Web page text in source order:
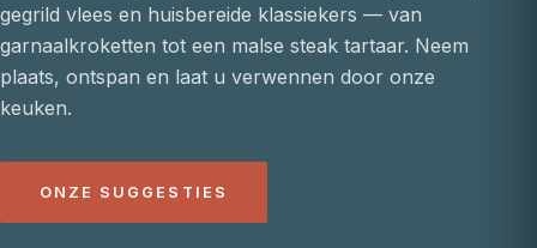
gegrild vlees en huisbereide klassiekers — van
garnaalkroketten tot een malse steak tartaar. Neem
plaats, ontspan en laat u verwennen door onze
keuken.
ONZE SUGGESTIES